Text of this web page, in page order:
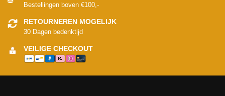
Bestellingen boven €100,-
RETOURNEREN MOGELIJK
30 Dagen bedenktijd
VEILIGE CHECKOUT